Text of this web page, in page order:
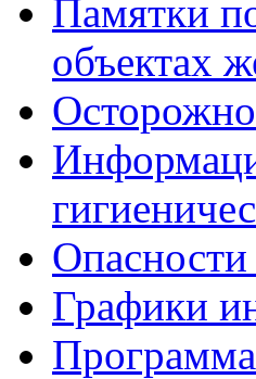
Памятки
объектах
Опасности
Графики